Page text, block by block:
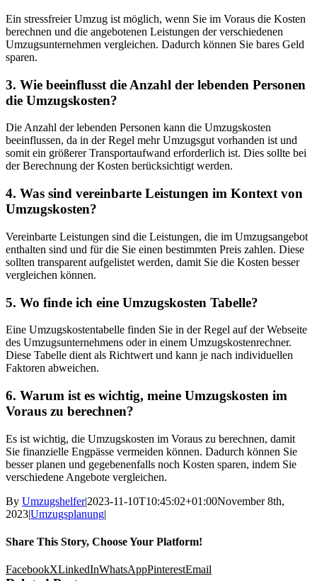
Ein stressfreier Umzug ist möglich, wenn Sie im Voraus die Kosten
berechnen und die angebotenen Leistungen der verschiedenen
Umzugsunternehmen vergleichen. Dadurch können Sie bares Geld
sparen.
3. Wie beeinflusst die Anzahl der lebenden Personen
die Umzugskosten?
Die Anzahl der lebenden Personen kann die Umzugskosten
beeinflussen, da in der Regel mehr Umzugsgut vorhanden ist und
somit ein größerer Transportaufwand erforderlich ist. Dies sollte bei
der Berechnung der Kosten berücksichtigt werden.
4. Was sind vereinbarte Leistungen im Kontext von
Umzugskosten?
Vereinbarte Leistungen sind die Leistungen, die im Umzugsangebot
enthalten sind und für die Sie einen bestimmten Preis zahlen. Diese
sollten transparent aufgelistet werden, damit Sie die Kosten besser
vergleichen können.
5. Wo finde ich eine Umzugskosten Tabelle?
Eine Umzugskostentabelle finden Sie in der Regel auf der Webseite
des Umzugsunternehmens oder in einem Umzugskostenrechner.
Diese Tabelle dient als Richtwert und kann je nach individuellen
Faktoren abweichen.
6. Warum ist es wichtig, meine Umzugskosten im
Voraus zu berechnen?
Es ist wichtig, die Umzugskosten im Voraus zu berechnen, damit
Sie finanzielle Engpässe vermeiden können. Dadurch können Sie
besser planen und gegebenenfalls noch Kosten sparen, indem Sie
verschiedene Angebote vergleichen.
By Umzugshelfer|2023-11-10T10:45:02+01:00November 8th,
2023|Umzugsplanung|
Share This Story, Choose Your Platform!
FacebookXLinkedInWhatsAppPinterestEmail